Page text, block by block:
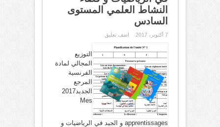
النشاط العلمي المستوى
السادس
7 أكتوبر، 2017 اضف تعليق
التوزيع
المجالي لمادة
الفرنسية
المرجع
الجديد2017
Mes
apprentissages و الجيد في الرياضيات و